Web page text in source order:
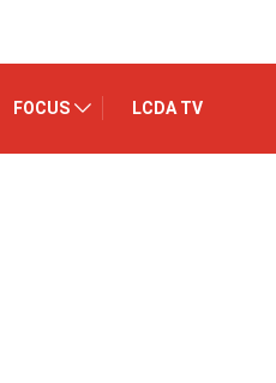
FOCUS LCDA TV